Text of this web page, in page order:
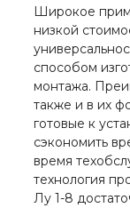
Широкое
низкой
способом
монтажа.
также и в их
готовые к
сэкономить
время
технология
Лу 1-8